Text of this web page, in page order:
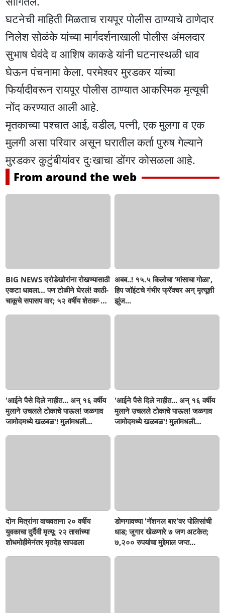
घटनेची माहिती मिळताच रायपूर पोलीस ठाण्याचे ठाणेदार
निलेश सोळंके यांच्या मार्गदर्शनाखाली पोलीस अंमलदार
सुभाष घेवंदे व आशिष काकडे यांनी घटनास्थळी धाव
घेऊन पंचनामा केला. परमेश्वर मुरडकर यांच्या
फिर्यादीवरून रायपूर पोलीस ठाण्यात आकस्मिक मृत्यूची
नोंद करण्यात आली आहे.
मृतकाच्या पश्चात आई, वडील, पत्नी, एक मुलगा व एक
मुलगी असा परिवार असून घरातील कर्ता पुरुष गेल्याने
मुरडकर कुटुंबीयांवर दुःखाचा डोंगर कोसळला आहे.
From around the web
BIG NEWS दरोडेखोरांना रोखण्यासाठी
एकटा धावला… पण टोळीने घेरलं! काठी-
चाकूचे सपासप वार; ५२ वर्षीय शेतकऱ्याचा
अबब..! १५.५ किलोचा 'मांसाचा गोळा',
हिप जॉइंटचे गंभीर फ्रॅक्चर अन् मृत्यूशी
झुंज...
'आईने पैसे दिले नाहीत... अन् १६ वर्षीय
मुलाने उचलले टोकाचे पाऊल! जळगाव
जामोदमध्ये खळबळ'! मुलांमधली
'आईने पैसे दिले नाहीत... अन् १६ वर्षीय
मुलाने उचलले टोकाचे पाऊल! जळगाव
जामोदमध्ये खळबळ'! मुलांमधली
दोन मित्रांना वाचवताना २० वर्षीय
युवकाचा दुर्दैवी मृत्यू; २२ तासांच्या
शोधमोहीमेनंतर मृतदेह सापडला
डोणगावच्या 'नॅशनल बार'वर पोलिसांची
धाड; जुगार खेळणारे ७ जण अटकेत;
७,२०० रुपयांचा मुद्देमाल जप्त...